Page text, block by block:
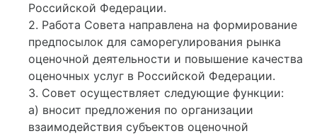
Российской Федерации.
2. Работа Совета направлена на формирование
предпосылок для саморегулирования рынка
оценочной деятельности и повышение качества
оценочных услуг в Российской Федерации.
3. Совет осуществляет следующие функции:
а) вносит предложения по организации
взаимодействия субъектов оценочной